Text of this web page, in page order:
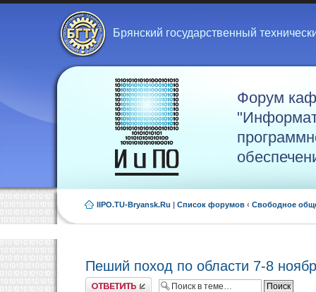
Брянский государственный
Форум
IIPO.TU-Bryansk.Ru | Список форумов ‹ Свободное
Пеший поход по области 7-8
Ответить